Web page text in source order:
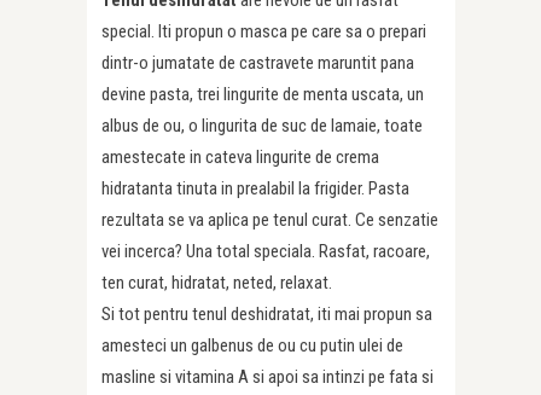
special. Iti propun o masca pe care sa o prepari
dintr-o jumatate de castravete maruntit pana
devine pasta, trei lingurite de menta uscata, un
albus de ou, o lingurita de suc de lamaie, toate
amestecate in cateva lingurite de crema
hidratanta tinuta in prealabil la frigider. Pasta
rezultata se va aplica pe tenul curat. Ce senzatie
vei incerca? Una total speciala. Rasfat, racoare,
ten curat, hidratat, neted, relaxat.
Si tot pentru tenul deshidratat, iti mai propun sa
amesteci un galbenus de ou cu putin ulei de
masline si vitamina A si apoi sa intinzi pe fata si